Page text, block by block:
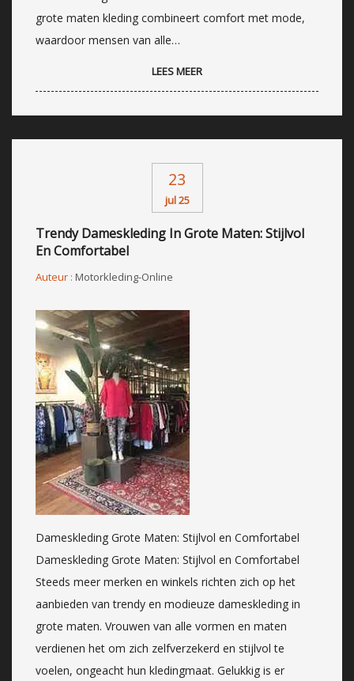
grote maten kleding combineert comfort met mode,
waardoor mensen van alle…
LEES MEER
23
jul 25
Trendy Dameskleding In Grote Maten: Stijlvol
En Comfortabel
Auteur : Motorkleding-Online
Dameskleding Grote Maten: Stijlvol en Comfortabel
Dameskleding Grote Maten: Stijlvol en Comfortabel
Steeds meer merken en winkels richten zich op het
aanbieden van trendy en modieuze dameskleding in
grote maten. Vrouwen van alle vormen en maten
verdienen het om zich zelfverzekerd en stijlvol te
voelen, ongeacht hun kledingmaat. Gelukkig is er